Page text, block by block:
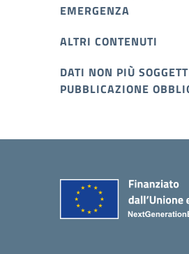
EMERGENZA
ALTRI CONTENUTI
DATI NON PIÙ
PUBBLICAZIONE